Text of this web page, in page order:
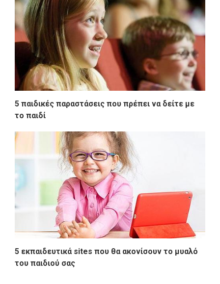
5 παιδικές παραστάσεις που πρέπει να δείτε με
το παιδί
5 εκπαιδευτικά sites που θα ακονίσουν το μυαλό
του παιδιού σας